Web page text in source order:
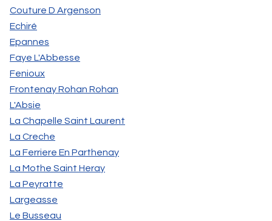
Couture D Argenson
Echiré
Epannes
Faye L'Abbesse
Fenioux
Frontenay Rohan Rohan
L'Absie
La Chapelle Saint Laurent
La Creche
La Ferriere En Parthenay
La Mothe Saint Heray
La Peyratte
Largeasse
Le Busseau